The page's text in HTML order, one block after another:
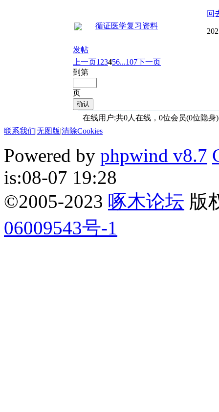
循证医学复习资料
回
发帖
上一页1 23456...107下一页
到第
页
确认
在线用户:共0人在线，0位会员(0位隐身)
联系我们|无图版|清除Cookies
Powered by phpwind v8.7
is:08-07 19:28
©2005-2023 啄木论坛 版
06009543号-1